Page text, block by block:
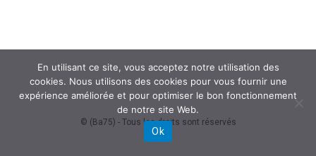
© (Ba75) - Tous les droits sont réservés
En utilisant ce site, vous acceptez notre utilisation des
cookies. Nous utilisons des cookies pour vous fournir une
expérience améliorée et pour optimiser le bon fonctionnement
de notre site Web.
Ok